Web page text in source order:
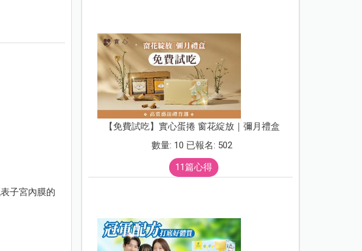
子宮內膜的
【免費試吃】實心蛋捲 窗花綻放｜彌月禮盒
數量: 10 已報名: 502
11篇心得